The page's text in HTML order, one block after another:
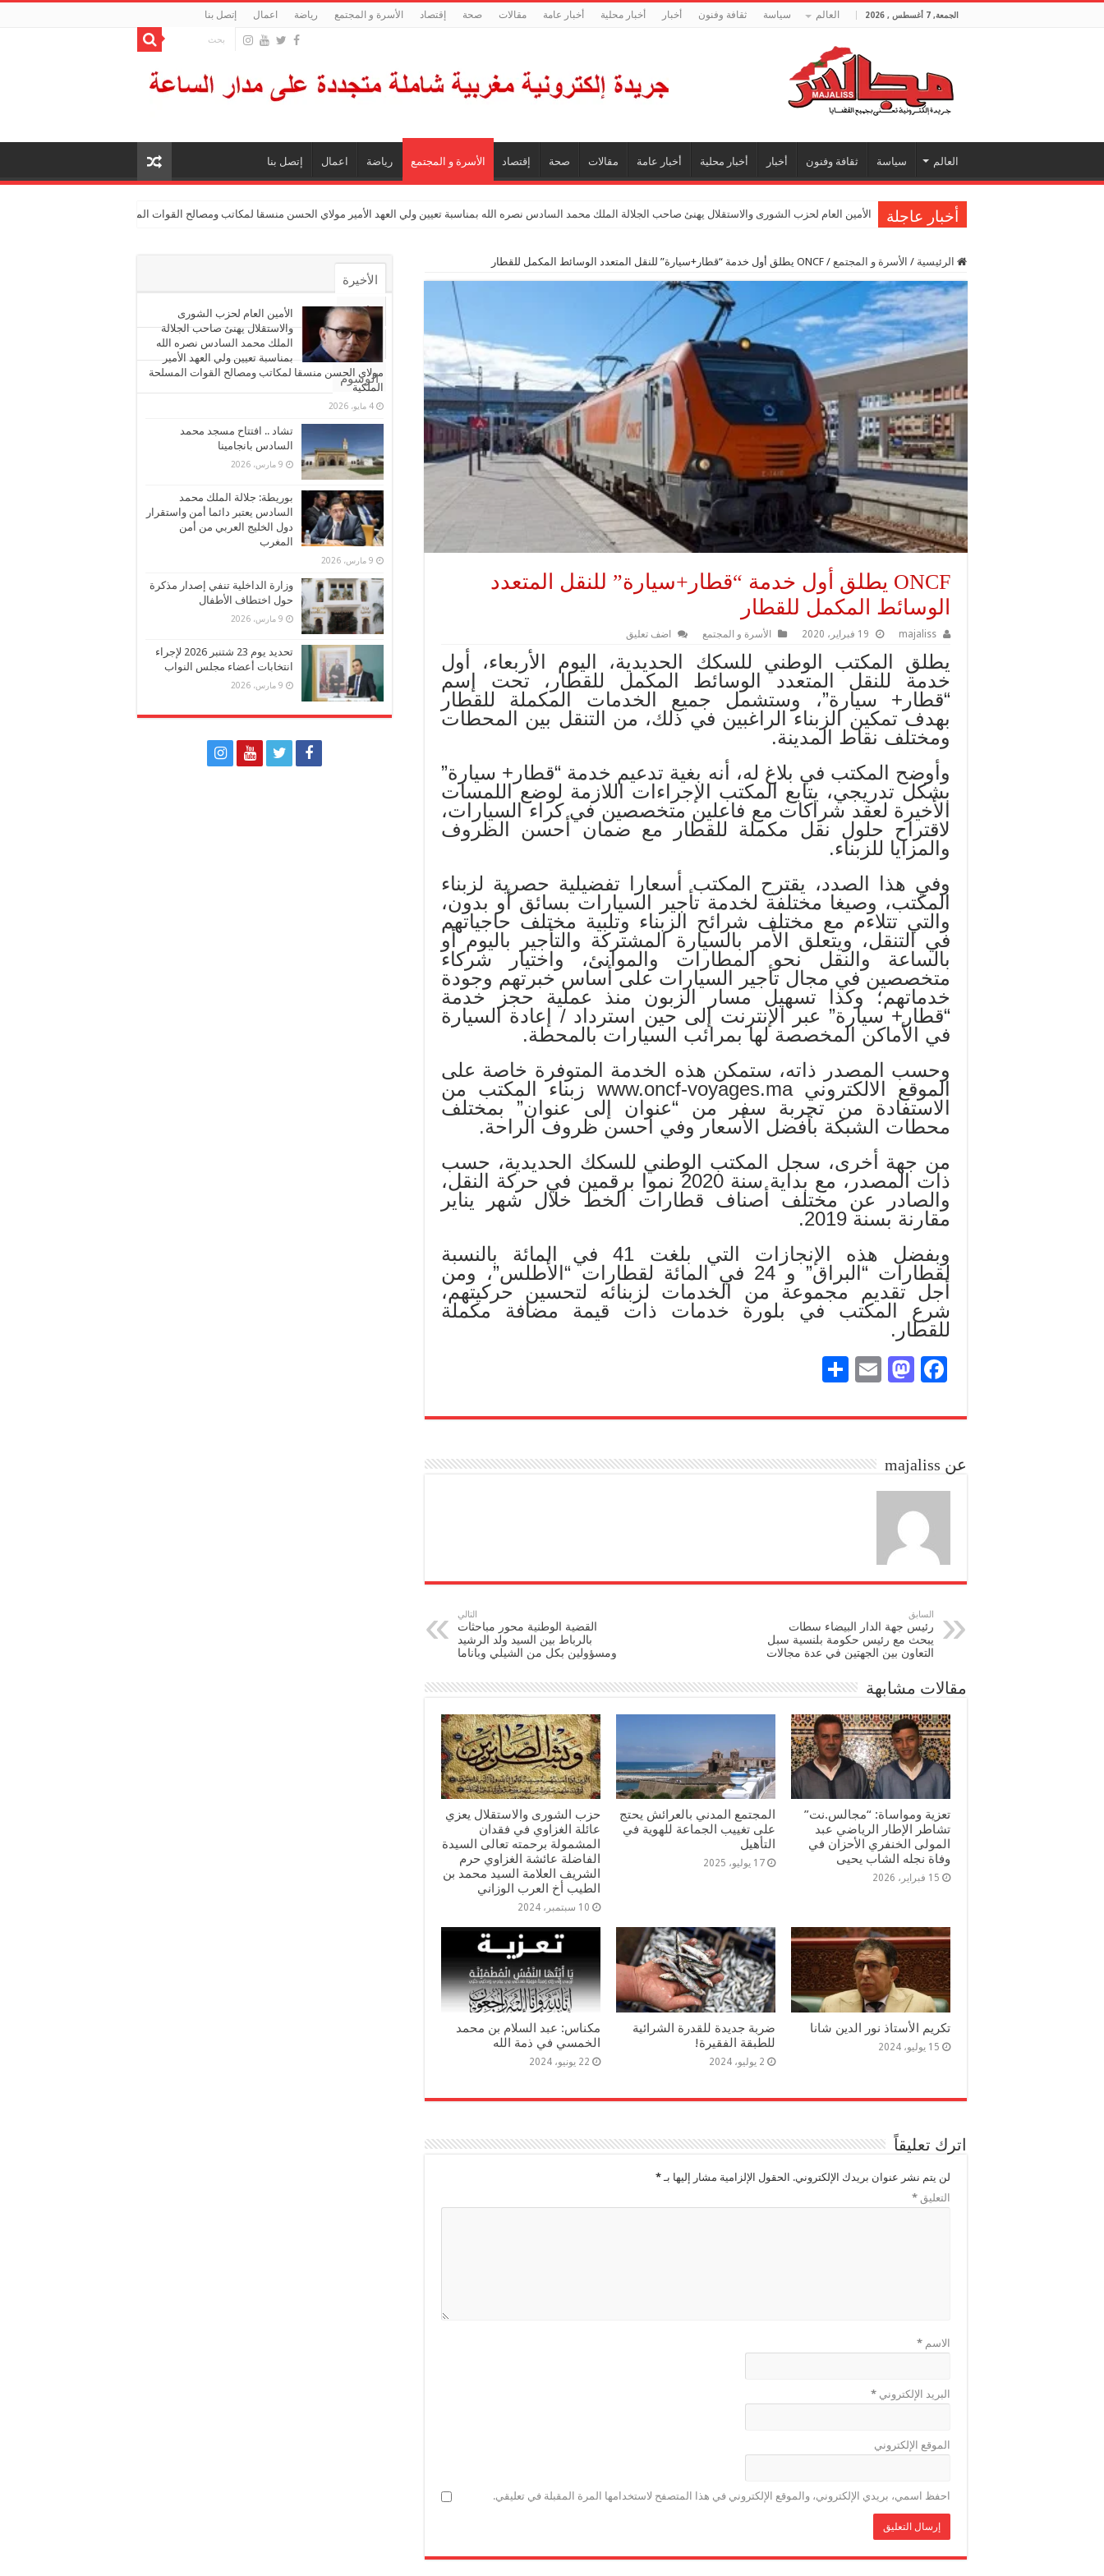
الجمعة, 7 أغسطس , 2026 العالم سياسة ثقافة وفنون أخبار أخبار محلية أخبار عامة مقالات صحة إقتصاد الأسرة و المجتمع رياضة اعمال إتصل بنا
العالم سياسة ثقافة وفنون أخبار أخبار محلية أخبار عامة مقالات صحة إقتصاد الأسرة و المجتمع رياضة اعمال إتصل بنا
أخبار عاجلة الأمين العام لحزب الشورى والاستقلال يهنئ صاحب الجلالة الملك محمد السادس نصره الله بمناسبة تعيين ولي العهد الأمير مولاي الحسن منسقا لمكاتب ومصالح القوات المسلحة الملكية
الرئيسية / الأسرة و المجتمع / ONCF يطلق أول خدمة “قطار+سيارة” للنقل المتعدد الوسائط المكمل للقطار
ONCF يطلق أول خدمة “قطار+سيارة” للنقل المتعدد
الوسائط المكمل للقطار
majaliss 19 فبراير، 2020 الأسرة و المجتمع اضف تعليق
يطلق المكتب الوطني للسكك الحديدية، اليوم الأربعاء، أول
خدمة للنقل المتعدد الوسائط المكمل للقطار، تحت إسم
“قطار+ سيارة”، وستشمل جميع الخدمات المكملة للقطار
بهدف تمكين الزبناء الراغبين في ذلك، من التنقل بين المحطات
ومختلف نقاط المدينة.
وأوضح المكتب في بلاغ له، أنه بغية تدعيم خدمة “قطار+ سيارة”
بشكل تدريجي، يتابع المكتب الإجراءات اللازمة لوضع اللمسات
الأخيرة لعقد شراكات مع فاعلين متخصصين في كراء السيارات،
لاقتراح حلول نقل مكملة للقطار مع ضمان أحسن الظروف
والمزايا للزبناء.
وفي هذا الصدد، يقترح المكتب أسعارا تفضيلية حصرية لزبناء
المكتب، وصيغا مختلفة لخدمة تأجير السيارات بسائق أو بدون،
والتي تتلاءم مع مختلف شرائح الزبناء وتلبية مختلف حاجياتهم
في التنقل، ويتعلق الأمر بالسيارة المشتركة والتأجير باليوم أو
بالساعة والنقل نحو المطارات والموانئ، واختيار شركاء
متخصصين في مجال تأجير السيارات على أساس خبرتهم وجودة
خدماتهم؛ وكذا تسهيل مسار الزبون منذ عملية حجز خدمة
“قطار+ سيارة” عبر الإنترنت إلى حين استرداد / إعادة السيارة
في الأماكن المخصصة لها بمرائب السيارات بالمحطة.
وحسب المصدر ذاته، ستمكن هذه الخدمة المتوفرة خاصة على
الموقع الالكتروني www.oncf-voyages.ma زبناء المكتب من
الاستفادة من تجربة سفر من “عنوان إلى عنوان” بمختلف
محطات الشبكة بأفضل الأسعار وفي أحسن ظروف الراحة.
من جهة أخرى، سجل المكتب الوطني للسكك الحديدية، حسب
ذات المصدر، مع بداية سنة 2020 نموا برقمين في حركة النقل،
والصادر عن مختلف أصناف قطارات الخط خلال شهر يناير
مقارنة بسنة 2019.
وبفضل هذه الإنجازات التي بلغت 41 في المائة بالنسبة
لقطارات “البراق” و 24 في المائة لقطارات “الأطلس”، ومن
أجل تقديم مجموعة من الخدمات لزبنائه لتحسين حركيتهم،
شرع المكتب في بلورة خدمات ذات قيمة مضافة مكملة
للقطار.
Fa
bo
M
to
n
E
ail
re
عن majaliss
السابق
رئيس جهة الدار البيضاء سطات
يبحث مع رئيس حكومة بلنسية سبل
التعاون بين الجهتين في عدة مجالات
التالي
القضية الوطنية محور مباحثات
بالرباط بين السيد ولد الرشيد
ومسؤولين بكل من الشيلي وباناما
مقالات مشابهة
تعزية ومواساة: “مجالس.نت”
تشاطر الإطار الرياضي عبد
المولى الخنفري الأحزان في
وفاة نجله الشاب يحيى
15 فبراير، 2026
المجتمع المدني بالعرائش يحتج
على تغييب الجماعة للهوية في
التأهيل
17 يوليو، 2025
حزب الشورى والاستقلال يعزي
عائلة الغزاوي في فقدان
المشمولة برحمته تعالى السيدة
الفاضلة عائشة الغزاوي حرم
الشريف العلامة السيد محمد بن
الطيب أخ العرب الوزاني
10 سبتمبر، 2024
تكريم الأستاذ نور الدين شانا
15 يوليو، 2024
ضربة جديدة للقدرة الشرائية
للطبقة الفقيرة!
2 يوليو، 2024
مكناس: عبد السلام بن محمد
الخمسي في ذمة الله
22 يونيو، 2024
اترك تعليقاً
لن يتم نشر عنوان بريدك الإلكتروني. الحقول الإلزامية مشار إليها بـ *
التعليق *
الاسم *
البريد الإلكتروني *
الموقع الإلكتروني
احفظ اسمي، بريدي الإلكتروني، والموقع الإلكتروني في هذا المتصفح لاستخدامها المرة المقبلة في تعليقي.
الأخيرة
الأشهر
تعليقات
الوسوم
الأمين العام لحزب الشورى
والاستقلال يهنئ صاحب الجلالة
الملك محمد السادس نصره الله
بمناسبة تعيين ولي العهد الأمير
مولاي الحسن منسقا لمكاتب ومصالح القوات المسلحة
الملكية
4 مايو، 2026
تشاد .. افتتاح مسجد محمد
السادس بانجامينا
9 مارس، 2026
بوريطة: جلالة الملك محمد
السادس يعتبر دائما أمن واستقرار
دول الخليج العربي من أمن
المغرب
9 مارس، 2026
وزارة الداخلية تنفي إصدار مذكرة
حول اختطاف الأطفال
9 مارس، 2026
تحديد يوم 23 شتنبر 2026 لإجراء
انتخابات أعضاء مجلس النواب
9 مارس، 2026